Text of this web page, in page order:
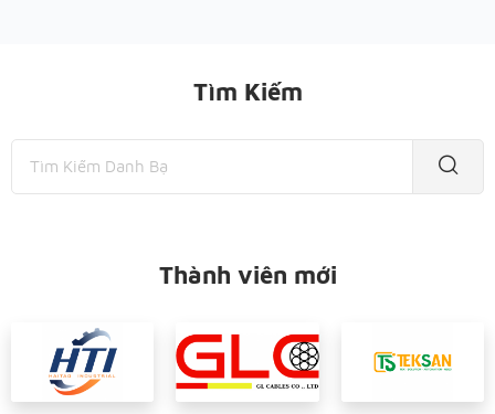
Tìm Kiếm
Thành viên mới